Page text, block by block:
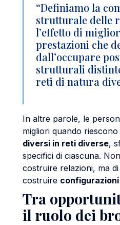
“Definiamo la
strutturale delle
l’effetto di
prestazioni che
dall’occupare
strutturali
reti di natura
In altre parole, le
migliori quando
diversi in reti diverse,
specifici di ciascuna.
costruire relazioni, ma di
costruire
Tra
il ruolo dei